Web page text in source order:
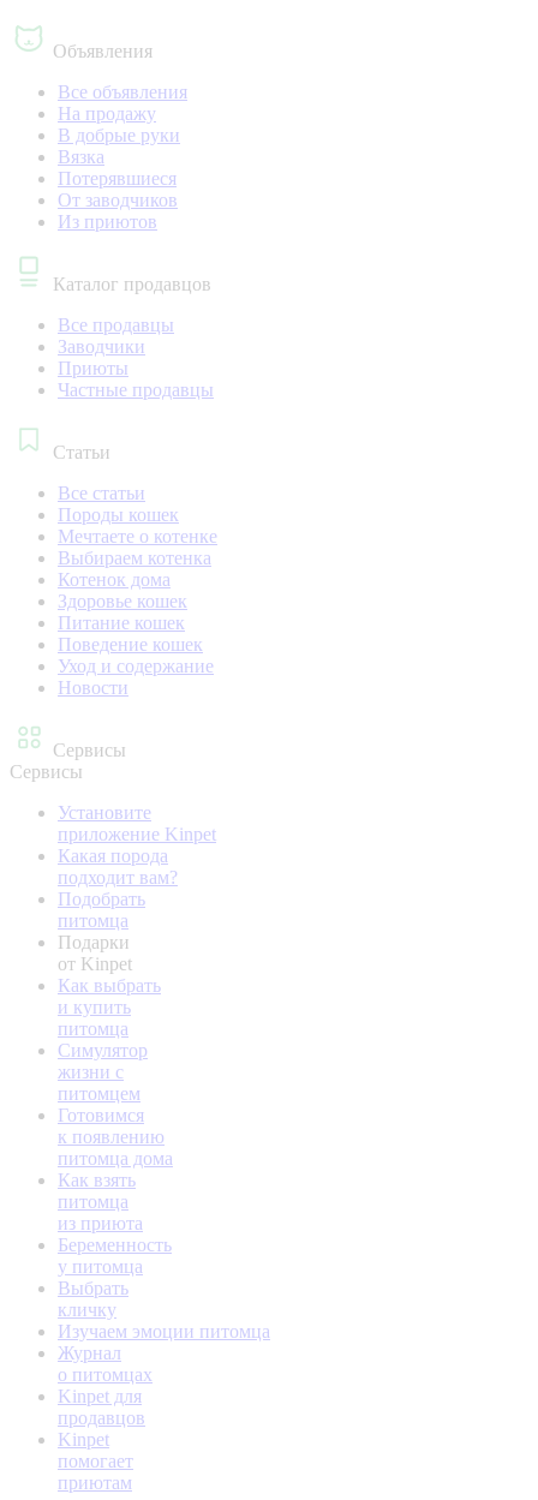
Объявления
Все объявления
На продажу
В добрые руки
Вязка
Потерявшиеся
От заводчиков
Из приютов
Каталог продавцов
Все продавцы
Заводчики
Приюты
Частные продавцы
Статьи
Все статьи
Породы кошек
Мечтаете о котенке
Выбираем котенка
Котенок дома
Здоровье кошек
Питание кошек
Поведение кошек
Уход и содержание
Новости
Сервисы
Сервисы
Установите
приложение Kinpet
Какая порода
подходит вам?
Подобрать
питомца
Подарки
от Kinpet
Как выбрать
и купить
питомца
Симулятор
жизни с
питомцем
Готовимся
к появлению
питомца дома
Как взять
питомца
из приюта
Беременность
у питомца
Выбрать
кличку
Изучаем эмоции питомца
Журнал
о питомцах
Kinpet для
продавцов
Kinpet
помогает
приютам